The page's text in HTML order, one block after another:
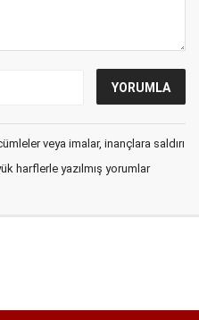
veya imalar, inançlara saldırı
harflerle yazılmış yorumlar